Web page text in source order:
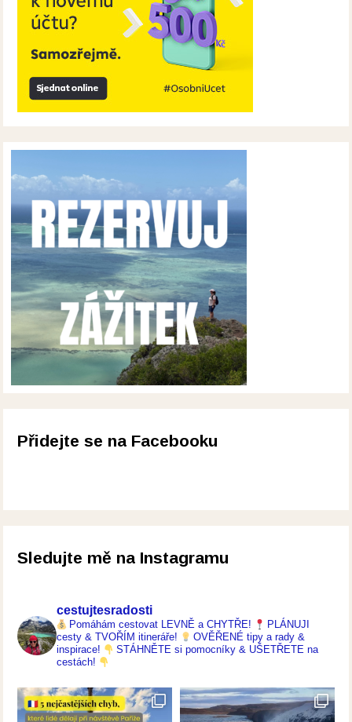
Přidejte se na Facebooku
Sledujte mě na Instagramu
cestujtesradosti
Pomáhám cestovat LEVNĚ a CHYTŘE!
PLÁNUJI
cesty & TVOŘÍM itineráře!
OVĚŘENÉ tipy a rady &
inspirace!
STÁHNĚTE si pomocníky & UŠETŘETE na
cestách!